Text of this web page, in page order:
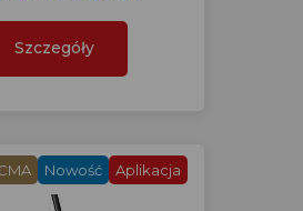
Szczegóły
Nowość Aplikacja